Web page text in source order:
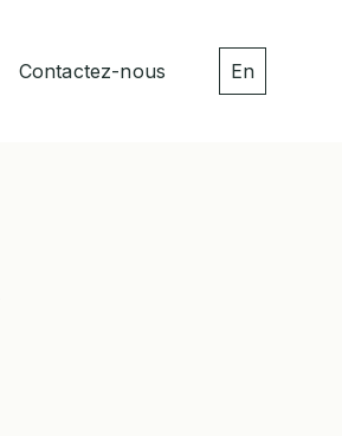
Contactez-nous En